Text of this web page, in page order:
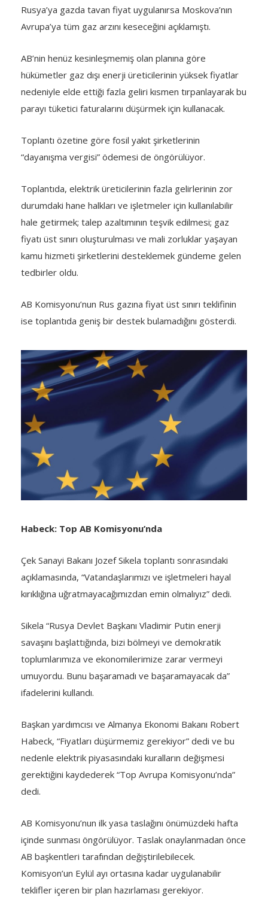
Rusya’ya gazda tavan fiyat uygulanırsa Moskova’nın
Avrupa’ya tüm gaz arzını keseceğini açıklamıştı.
AB’nin henüz kesinleşmemiş olan planına göre
hükümetler gaz dışı enerji üreticilerinin yüksek fiyatlar
nedeniyle elde ettiği fazla geliri kısmen tırpanlayarak bu
parayı tüketici faturalarını düşürmek için kullanacak.
Toplantı özetine göre fosil yakıt şirketlerinin
“dayanışma vergisi” ödemesi de öngörülüyor.
Toplantıda, elektrik üreticilerinin fazla gelirlerinin zor
durumdaki hane halkları ve işletmeler için kullanılabilir
hale getirmek; talep azaltımının teşvik edilmesi; gaz
fiyatı üst sınırı oluşturulması ve mali zorluklar yaşayan
kamu hizmeti şirketlerini desteklemek gündeme gelen
tedbirler oldu.
AB Komisyonu’nun Rus gazına fiyat üst sınırı teklifinin
ise toplantıda geniş bir destek bulamadığını gösterdi.
Habeck: Top AB Komisyonu’nda
Çek Sanayi Bakanı Jozef Sikela toplantı sonrasındaki
açıklamasında, “Vatandaşlarımızı ve işletmeleri hayal
kırıklığına uğratmayacağımızdan emin olmalıyız” dedi.
Sikela “Rusya Devlet Başkanı Vladimir Putin enerji
savaşını başlattığında, bizi bölmeyi ve demokratik
toplumlarımıza ve ekonomilerimize zarar vermeyi
umuyordu. Bunu başaramadı ve başaramayacak da”
ifadelerini kullandı.
Başkan yardımcısı ve Almanya Ekonomi Bakanı Robert
Habeck, “Fiyatları düşürmemiz gerekiyor” dedi ve bu
nedenle elektrik piyasasındaki kuralların değişmesi
gerektiğini kaydederek “Top Avrupa Komisyonu’nda”
dedi.
AB Komisyonu’nun ilk yasa taslağını önümüzdeki hafta
içinde sunması öngörülüyor. Taslak onaylanmadan önce
AB başkentleri tarafından değiştirilebilecek.
Komisyon’un Eylül ayı ortasına kadar uygulanabilir
teklifler içeren bir plan hazırlaması gerekiyor.